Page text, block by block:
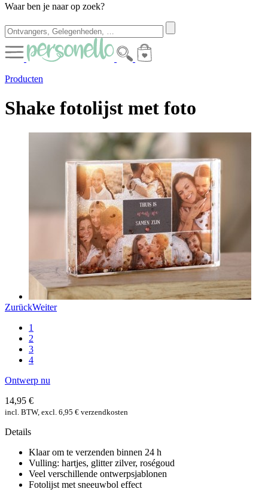
Waar ben je naar op zoek?
Producten
Shake fotolijst met foto
ZurückWeiter
1
2
3
4
Ontwerp nu
14,95 €
incl. BTW, excl. 6,95 € verzendkosten
Details
Klaar om te verzenden binnen 24 h
Vulling: hartjes, glitter zilver, roségoud
Veel verschillende ontwerpsjablonen
Fotolijst met sneeuwbol effect